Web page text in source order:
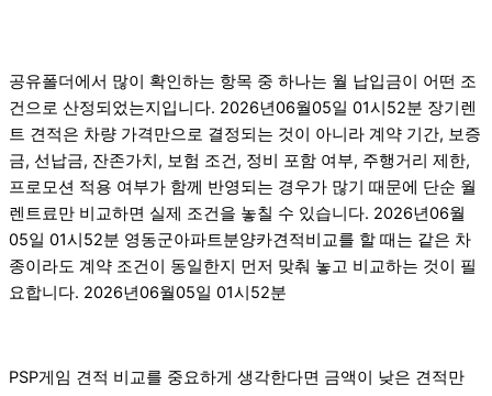
공유폴더에서 많이 확인하는 항목 중 하나는 월 납입금이 어떤 조
건으로 산정되었는지입니다. 2026년06월05일 01시52분 장기렌
트 견적은 차량 가격만으로 결정되는 것이 아니라 계약 기간, 보증
금, 선납금, 잔존가치, 보험 조건, 정비 포함 여부, 주행거리 제한,
프로모션 적용 여부가 함께 반영되는 경우가 많기 때문에 단순 월
렌트료만 비교하면 실제 조건을 놓칠 수 있습니다. 2026년06월
05일 01시52분 영동군아파트분양카견적비교를 할 때는 같은 차
종이라도 계약 조건이 동일한지 먼저 맞춰 놓고 비교하는 것이 필
요합니다. 2026년06월05일 01시52분
PSP게임 견적 비교를 중요하게 생각한다면 금액이 낮은 견적만